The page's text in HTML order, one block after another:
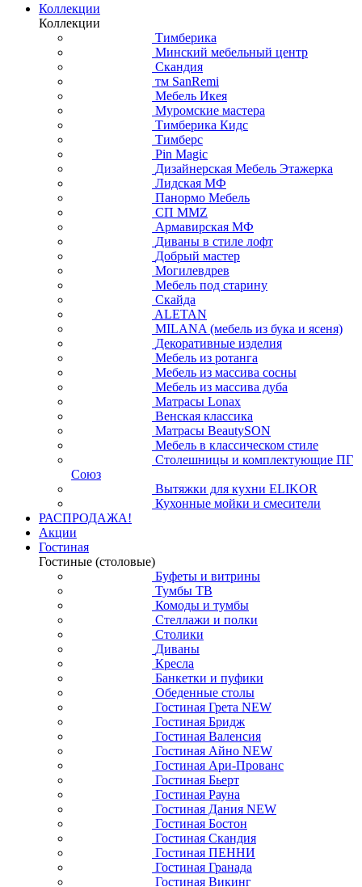
Коллекции
Коллекции
Тимберика
Минский мебельный центр
Скандия
тм SanRemi
Мебель Икея
Муромские мастера
Тимберика Кидс
Тимберс
Pin Magic
Дизайнерская Мебель Этажерка
Лидская МФ
Панормо Мебель
СП ММZ
Армавирская МФ
Диваны в стиле лофт
Добрый мастер
Могилевдрев
Мебель под старину
Скайда
ALETAN
MILANA (мебель из бука и ясеня)
Декоративные изделия
Мебель из ротанга
Мебель из массива сосны
Мебель из массива дуба
Матрасы Lonax
Венская классика
Матрасы BeautySON
Мебель в классическом стиле
Столешницы и комплектующие ПГ
Союз
Вытяжки для кухни ELIKOR
Кухонные мойки и смесители
РАСПРОДАЖА!
Акции
Гостиная
Гостиные (столовые)
Буфеты и витрины
Тумбы ТВ
Комоды и тумбы
Стеллажи и полки
Столики
Диваны
Кресла
Банкетки и пуфики
Обеденные столы
Гостиная Грета NEW
Гостиная Бридж
Гостиная Валенсия
Гостиная Айно NEW
Гостиная Ари-Прованс
Гостиная Бьерт
Гостиная Рауна
Гостиная Дания NEW
Гостиная Бостон
Гостиная Скандия
Гостиная ПЕННИ
Гостиная Гранада
Гостиная Викинг